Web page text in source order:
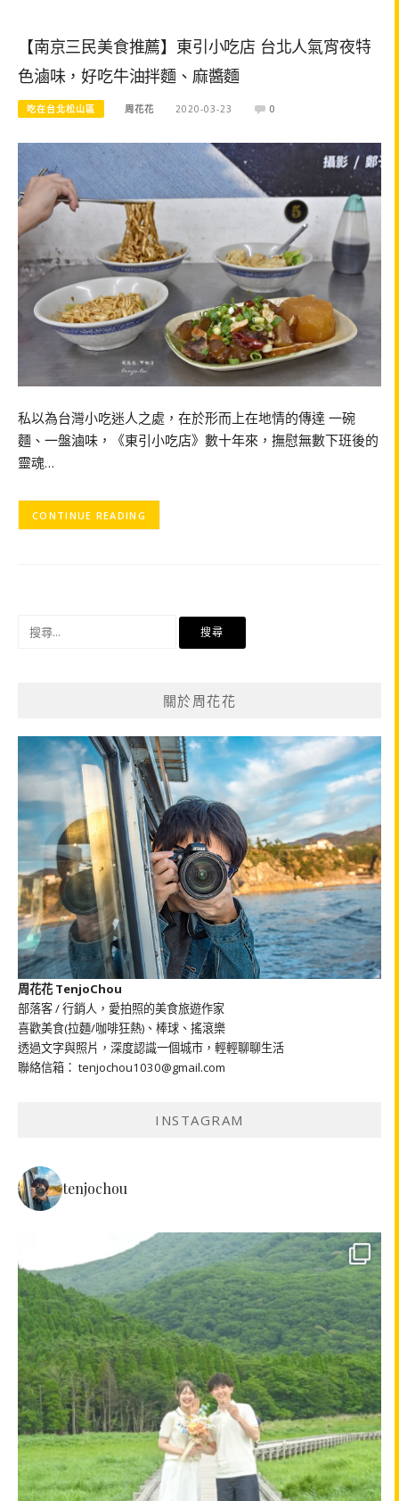
【南京三民美食推薦】東引小吃店 台北人氣宵夜特
色滷味，好吃牛油拌麵、麻醬麵
吃在台北松山區 周花花 2020-03-23 0
私以為台灣小吃迷人之處，在於形而上在地情的傳達 一碗
麵、一盤滷味，《東引小吃店》數十年來，撫慰無數下班後的
靈魂…
CONTINUE READING
關於周花花
周花花 TenjoChou
部落客 / 行銷人，愛拍照的美食旅遊作家
喜歡美食(拉麵/咖啡狂熱)、棒球、搖滾樂
透過文字與照片，深度認識一個城市，輕輕聊聊生活
聯絡信箱： tenjochou1030@gmail.com
INSTAGRAM
tenjochou